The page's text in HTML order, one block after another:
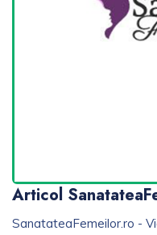
Articol
SanatateaFemeilor.ro -